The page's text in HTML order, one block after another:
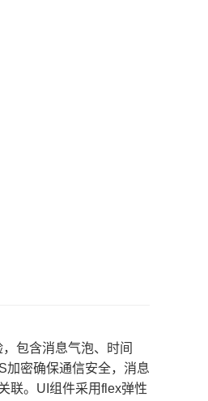
包含消息气泡、时间
加密确保通信安全，消息
联。UI组件采用flex弹性